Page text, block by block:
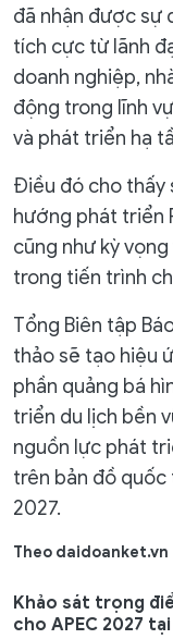
đã nhận được sự
tích cực từ lãnh
doanh nghiệp,
động trong lĩnh
và phát triển hạ
Điều đó cho thấy
hướng phát triển
cũng như kỳ
trong tiến trình
Tổng Biên tập
thảo sẽ tạo hiệu
phần quảng bá
triển du lịch bền
nguồn lực phát
trên bản đồ
2027.
Theo daidoanket.vn
Khảo sát trọng
cho APEC 2027